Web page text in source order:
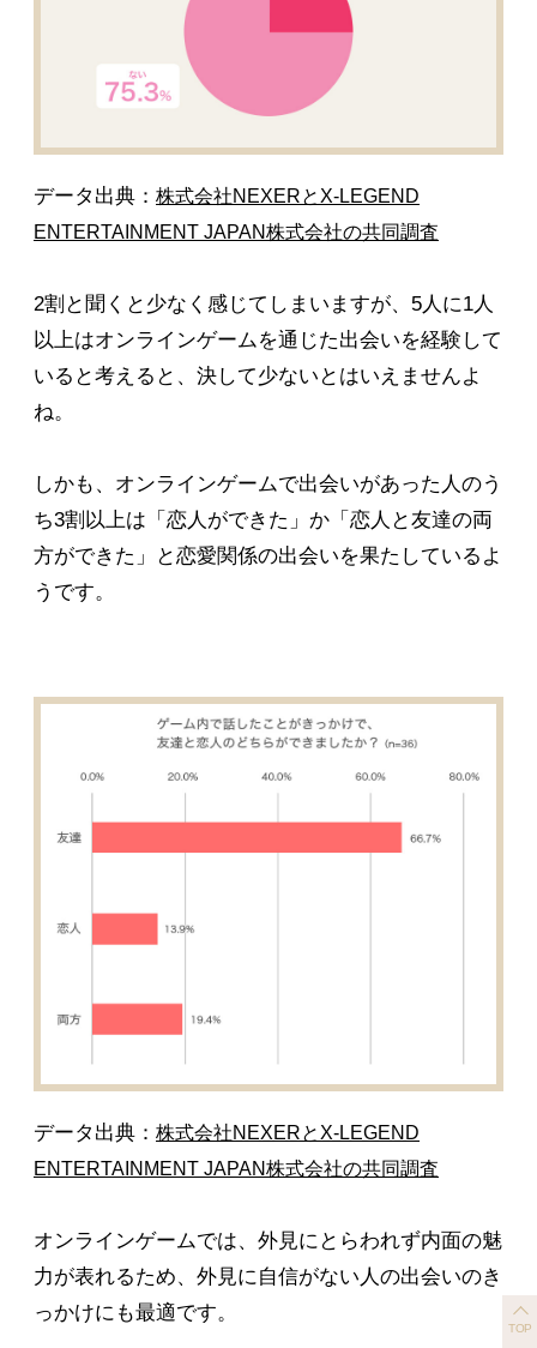
データ出典： 株式会社NEXERとX-LEGEND
ENTERTAINMENT JAPAN株式会社の共同調査
2割と聞くと少なく感じてしまいますが、5人に1人
以上はオンラインゲームを通じた出会いを経験して
いると考えると、決して少ないとはいえませんよ
ね。
しかも、オンラインゲームで出会いがあった人のう
ち3割以上は「恋人ができた」か「恋人と友達の両
方ができた」と恋愛関係の出会いを果たしているよ
うです。
データ出典： 株式会社NEXERとX-LEGEND
ENTERTAINMENT JAPAN株式会社の共同調査
オンラインゲームでは、外見にとらわれず内面の魅
力が表れるため、外見に自信がない人の出会いのき
っかけにも最適です。
TOP